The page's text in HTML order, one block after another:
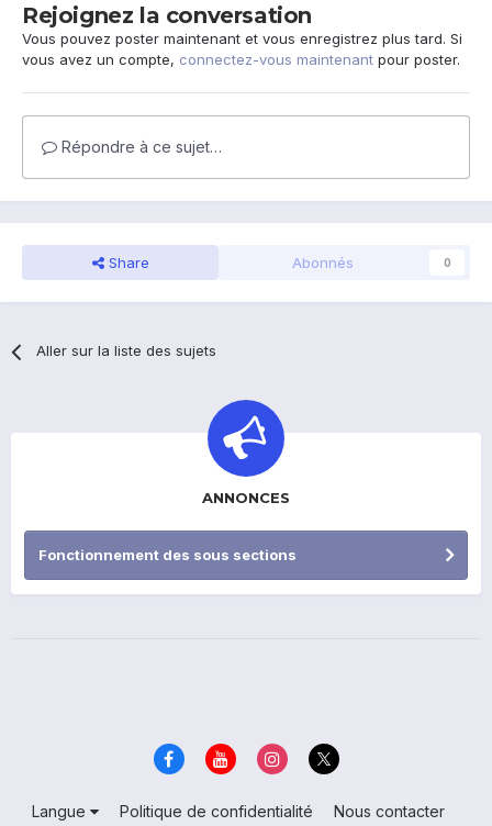
Rejoignez la conversation
Vous pouvez poster maintenant et vous enregistrez plus tard. Si
vous avez un compte, connectez-vous maintenant pour poster.
Répondre à ce sujet…
Share Abonnés 0
Aller sur la liste des sujets
ANNONCES
Fonctionnement des sous sections
Langue Politique de confidentialité
Nous contacter